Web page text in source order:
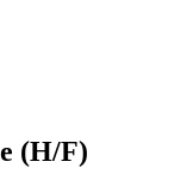
(H/F)